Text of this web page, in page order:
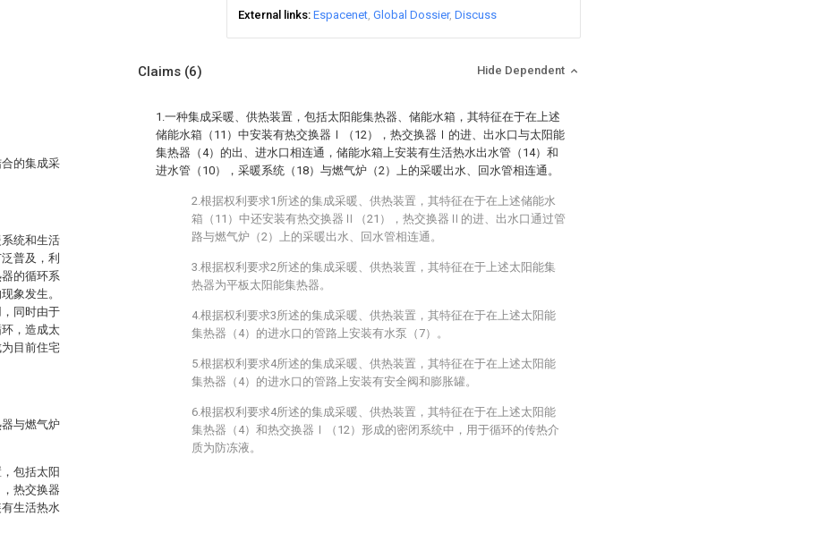
External links Espacenet Global Dossier Discuss
的集成采
统和生活
普及，利
的循环系
象发生。
同时由于
，造成太
目前住宅
与燃气炉
包括太阳
热交换器
生活热水
Claims (6) Hide Dependent
1.一种集成采暖、供热装置，包括太阳能集热器、储能水箱，其特征在于在上述
储能水箱（11）中安装有热交换器Ⅰ（12），热交换器Ⅰ的进、出水口与太阳能
集热器（4）的出、进水口相连通，储能水箱上安装有生活热水出水管（14）和
进水管（10），采暖系统（18）与燃气炉（2）上的采暖出水、回水管相连通。
2.根据权利要求1所述的集成采暖、供热装置，其特征在于在上述储能水
箱（11）中还安装有热交换器Ⅱ（21），热交换器Ⅱ的进、出水口通过管
路与燃气炉（2）上的采暖出水、回水管相连通。
3.根据权利要求2所述的集成采暖、供热装置，其特征在于上述太阳能集
热器为平板太阳能集热器。
4.根据权利要求3所述的集成采暖、供热装置，其特征在于在上述太阳能
集热器（4）的进水口的管路上安装有水泵（7）。
5.根据权利要求4所述的集成采暖、供热装置，其特征在于在上述太阳能
集热器（4）的进水口的管路上安装有安全阀和膨胀罐。
6.根据权利要求4所述的集成采暖、供热装置，其特征在于在上述太阳能
集热器（4）和热交换器Ⅰ（12）形成的密闭系统中，用于循环的传热介
质为防冻液。